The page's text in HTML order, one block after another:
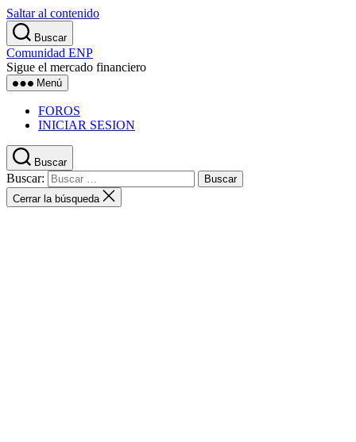
Saltar al contenido
Buscar
Comunidad ENP
Sigue el mercado financiero
Menú
FOROS
INICIAR SESION
Buscar
Buscar:
Cerrar la búsqueda